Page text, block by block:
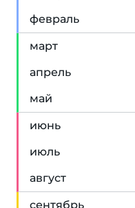
февраль
март
апрель
май
июнь
июль
август
сентябрь